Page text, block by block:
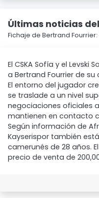
Últimas noticias
Fichaje de Bertrand
El CSKA Sofía y el
a Bertrand Fourrier de
El entorno del jugador
se traslade a un nivel
negociaciones oficiales
mantienen en contacto
Según información de
Kayserispor también
camerunés de 28 años.
precio de venta de